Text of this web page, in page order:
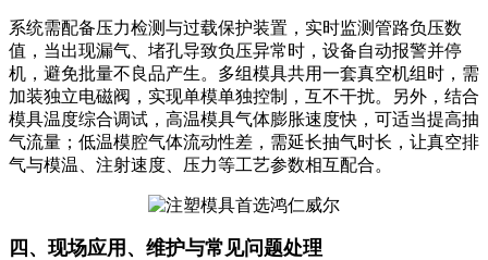
系统需配备压力检测与过载保护装置，实时监测管路负压数
值，当出现漏气、堵孔导致负压异常时，设备自动报警并停
机，避免批量不良品产生。多组模具共用一套真空机组时，需
加装独立电磁阀，实现单模单独控制，互不干扰。另外，结合
模具温度综合调试，高温模具气体膨胀速度快，可适当提高抽
气流量；低温模腔气体流动性差，需延长抽气时长，让真空排
气与模温、注射速度、压力等工艺参数相互配合。
四、现场应用、维护与常 见问题处理